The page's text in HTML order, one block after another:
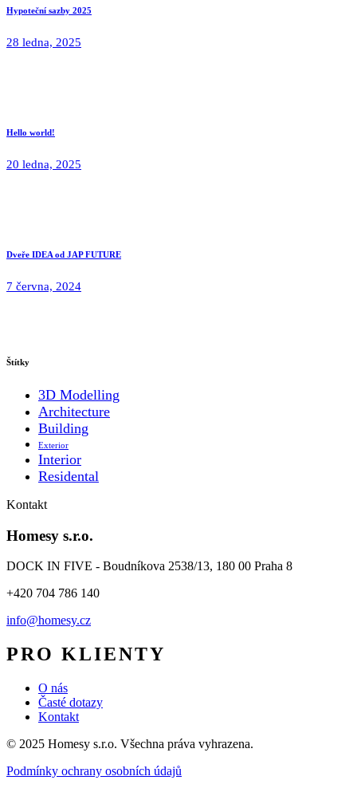
Hypoteční sazby 2025
28 ledna, 2025
Hello world!
20 ledna, 2025
Dveře IDEA od JAP FUTURE
7 června, 2024
Štítky
3D Modelling
Architecture
Building
Exterior
Interior
Residental
Kontakt
Homesy s.r.o.
DOCK IN FIVE - Boudníkova 2538/13, 180 00 Praha 8
+420 704 786 140
info@homesy.cz
PRO KLIENTY
O nás
Časté dotazy
Kontakt
© 2025 Homesy s.r.o. Všechna práva vyhrazena.
Podmínky ochrany osobních údajů